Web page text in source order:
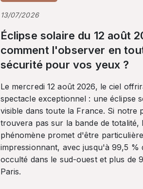
13/07/2026
Éclipse solaire du 12 août
comment l'observer en
sécurité pour vos yeux ?
Le mercredi 12 août 2026, le ciel
spectacle exceptionnel : une éclipse
visible dans toute la France. Si notre
trouvera pas sur la bande de totalité,
phénomène promet d'être
impressionnant, avec jusqu'à 99,5 %
occulté dans le sud-ouest et plus de
Paris.